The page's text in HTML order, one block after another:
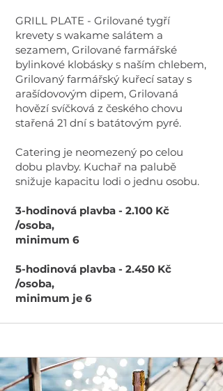
GRILL PLATE - Grilované tygří
krevety s wakame salátem a
sezamem, Grilované farmářské
bylinkové klobásky s naším chlebem,
Grilovaný farmářský kuřecí satay s
arašídovovým dipem, Grilovaná
hovězí svíčková z českého chovu
stařená 21 dní s batátovým pyré.
Catering je neomezený po celou
dobu plavby. Kuchař na palubě
snižuje kapacitu lodi o jednu osobu.
3-hodinová plavba - 2.100 Kč
/osoba,
minimum 6
5-hodinová plavba - 2.450 Kč
/osoba,
minimum je 6